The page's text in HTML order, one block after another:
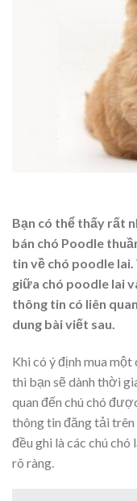
Bạn có thể thấy rất
bán chó Poodle
tin về chó poodle
giữa chó poodle lai
thông tin có liên
dung bài viết sau.
Khi có ý định mua một
thì bạn sẽ dành thời
quan đến chú chó
thông tin đăng tải
đều ghi là các chú
rõ ràng.